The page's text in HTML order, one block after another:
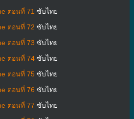
ตอนที่ 71 ซับไทย
ตอนที่ 72 ซับไทย
ตอนที่ 73 ซับไทย
ตอนที่ 74ซับไทย
ตอนที่ 75ซับไทย
ตอนที่ 76 ซับไทย
ตอนที่ 77 ซับไทย